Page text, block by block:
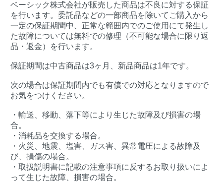
ベーシック株式会社が販売した商品は不良に対する保証
を行います。委託品などの一部商品を除いてご購入から
一定の保証期間中、正常な範囲内でのご使用にて発生し
た故障については無料での修理（不可能な場合に限り返
品・返金）を行います。
保証期間は中古商品は3ヶ月、新品商品は1年です。
次の場合は保証期間内でも有償での対応となりますので
お気をつけください。
・輸送、移動、落下等により生じた故障及び損害の場
合。
・消耗品を交換する場合。
・火災、地震、塩害、ガス害、異常電圧による故障及
び、損傷の場合。
・取扱説明書に記載の注意事項に反するお取り扱いによ
って生じた故障、損害の場合。